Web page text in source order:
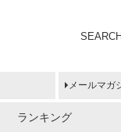
メールマガ
ランキング